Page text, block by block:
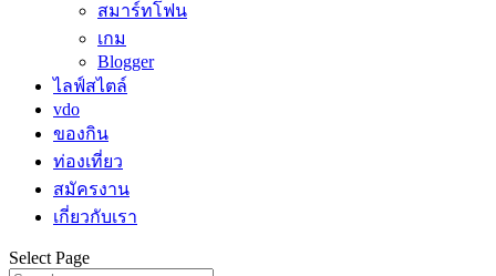
สมาร์ทโฟน
เกม
Blogger
ไลฟ์สไตล์
vdo
ของกิน
ท่องเที่ยว
สมัครงาน
เกี่ยวกับเรา
Select Page